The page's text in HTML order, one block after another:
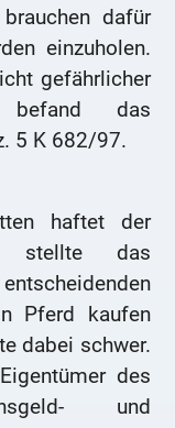
dafür
einzuholen.
gefährlicher
das
5 K 682/97.
haftet der
stellte das
Pferd kaufen
dabei schwer.
des
und